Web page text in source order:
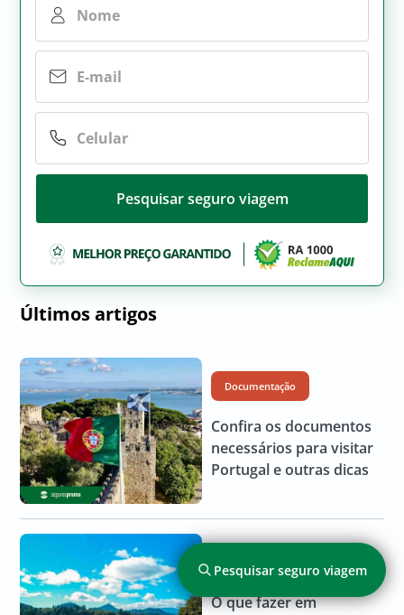
Pesquisar seguro viagem
Últimos artigos
Documentação
Confira os documentos
necessários para visitar
Portugal e outras dicas
O que fazer em
Pesquisar seguro viagem